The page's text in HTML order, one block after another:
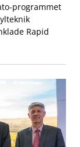
programmet
Rapid